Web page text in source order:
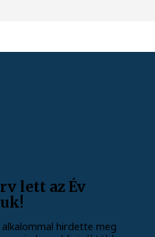
lett az Év
hirdette meg